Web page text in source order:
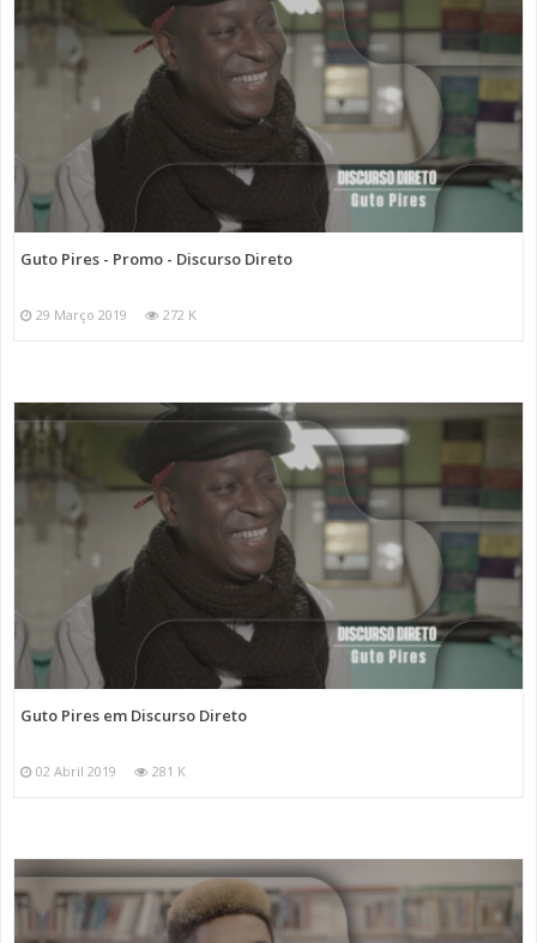
Guto Pires - Promo - Discurso Direto
29 Março 2019 272 K
Guto Pires em Discurso Direto
02 Abril 2019 281 K